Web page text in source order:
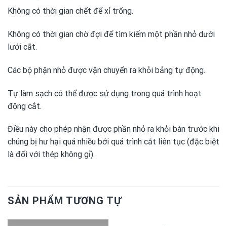
Không có thời gian chết để xỉ trống.
Không có thời gian chờ đợi để tìm kiếm một phần nhỏ dưới
lưới cắt.
Các bộ phận nhỏ được vận chuyển ra khỏi bảng tự động.
Tự làm sạch có thể được sử dụng trong quá trình hoạt
động cắt.
Điều này cho phép nhận được phần nhỏ ra khỏi bàn trước khi
chúng bị hư hại quá nhiều bởi quá trình cắt liên tục (đặc biệt
là đối với thép không gỉ).
SẢN PHẨM TƯƠNG TỰ